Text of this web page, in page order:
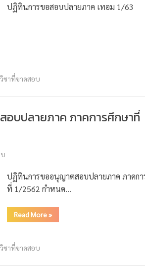
ปฏิทินการขอสอบปลายภาค เทอม 1/63
ชาที่ขาดสอบ
บปลายภาค ภาคการศึกษาที่
ปฏิทินการขออนุญาตสอบปลายภาค ภาคกา
ที่ 1/2562 กำหนด…
Read More»
ชาที่ขาดสอบ